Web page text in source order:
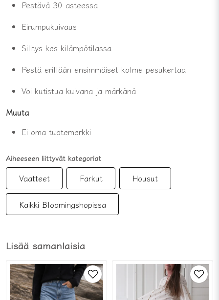
Lisää samanlaisia
Pestävä 30 asteessa
Eirumpukuivaus
Silitys kes kilämpötilassa
Pestä erillään ensimmäiset kolme pesukertaa
Voi kutistua kuivana ja märkänä
Muuta
Ei oma tuotemerkki
Aiheeseen liittyvät kategoriat
Vaatteet Farkut Housut
Kaikki Bloomingshopissa